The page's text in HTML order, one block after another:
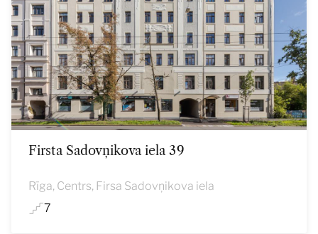
Firsta Sadovņikova iela 39
Rīga, Centrs, Firsa Sadovņikova iela
7